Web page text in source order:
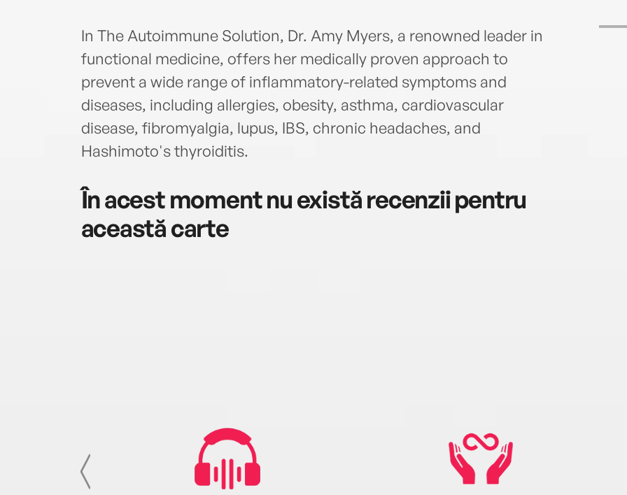
In The Autoimmune Solution, Dr. Amy Myers, a renowned leader in
functional medicine, offers her medically proven approach to
prevent a wide range of inflammatory-related symptoms and
diseases, including allergies, obesity, asthma, cardiovascular
disease, fibromyalgia, lupus, IBS, chronic headaches, and
Hashimoto's thyroiditis.
În acest moment nu există recenzii pentru
această carte